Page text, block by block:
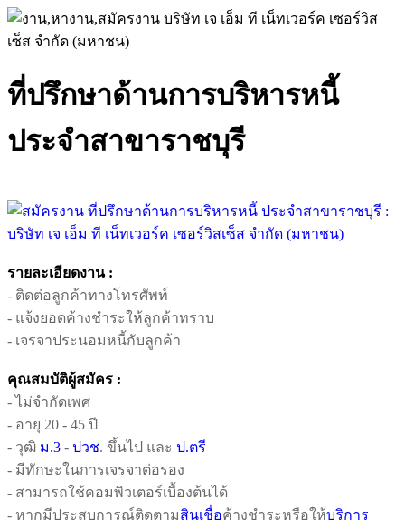
ที่ปรึกษาด้านการบริหารหนี้
ประจำสาขาราชบุรี
รายละเอียดงาน :
- ติดต่อลูกค้าทางโทรศัพท์
- แจ้งยอดค้างชำระให้ลูกค้าทราบ
- เจรจาประนอมหนี้กับลูกค้า
คุณสมบัติผู้สมัคร :
- ไม่จำกัดเพศ
- อายุ 20 - 45 ปี
- วุฒิ ม.3 - ปวช. ขึ้นไป และ ป.ตรี
- มีทักษะในการเจรจาต่อรอง
- สามารถใช้คอมพิวเตอร์เบื้องต้นได้
- หากมีประสบการณ์ติดตามสินเชื่อค้างชำระหรือให้บริการ